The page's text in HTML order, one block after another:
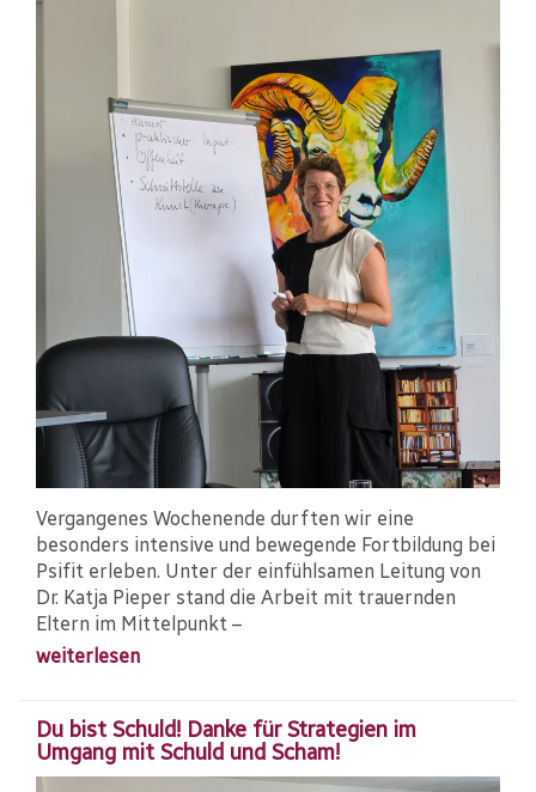
Vergangenes Wochenende durften wir eine
besonders intensive und bewegende Fortbildung bei
Psifit erleben. Unter der einfühlsamen Leitung von
Dr. Katja Pieper stand die Arbeit mit trauernden
Eltern im Mittelpunkt –
weiterlesen
Du bist Schuld! Danke für Strategien im
Umgang mit Schuld und Scham!